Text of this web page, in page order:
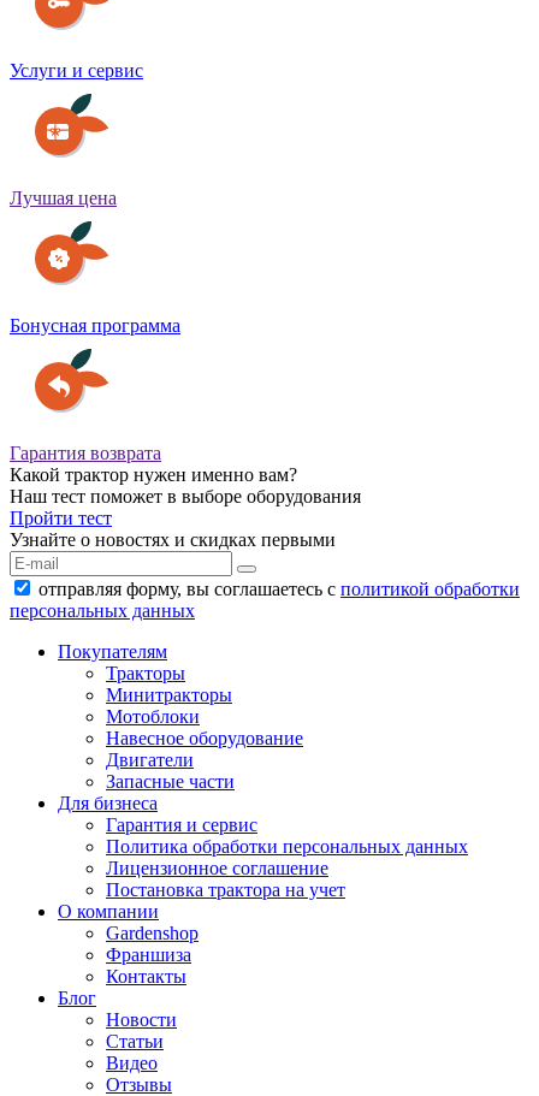
Услуги и сервис
Лучшая цена
Бонусная программа
Гарантия возврата
Какой трактор нужен именно вам?
Наш тест поможет в выборе оборудования
Пройти тест
Узнайте о новостях и скидках первыми
отправляя форму, вы соглашаетесь с политикой обработки
персональных данных
Покупателям
Тракторы
Минитракторы
Мотоблоки
Навесное оборудование
Двигатели
Запасные части
Для бизнеса
Гарантия и сервис
Политика обработки персональных данных
Лицензионное соглашение
Постановка трактора на учет
О компании
Gardenshop
Франшиза
Контакты
Блог
Новости
Статьи
Видео
Отзывы